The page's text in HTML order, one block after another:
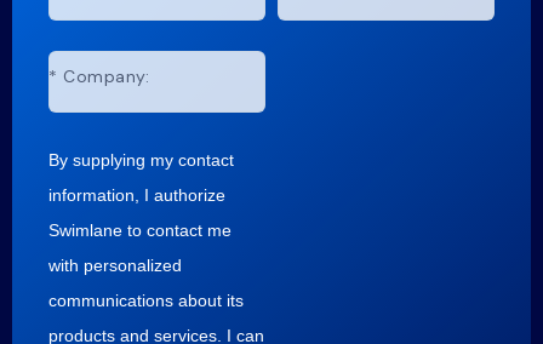
* Company:
By supplying my contact
information, I authorize
Swimlane to contact me
with personalized
communications about its
products and services. I can